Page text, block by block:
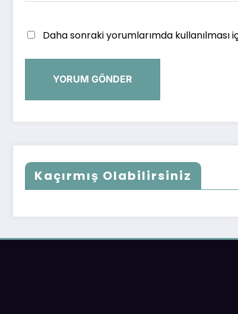
Daha sonraki yorumlarımda
Kaçırmış Olabilirsiniz